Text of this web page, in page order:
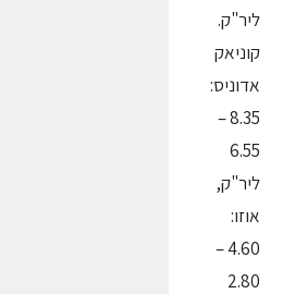
ליר"ק.
קוניאק
אדוניס:
8.35 –
6.55
ליר"ק,
אוזו:
4.60 –
2.80